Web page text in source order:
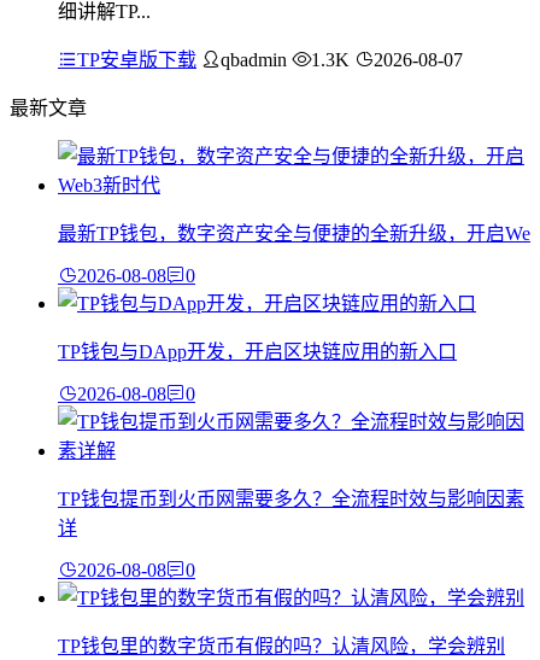
细讲解TP...
TP安卓版下载 qbadmin 1.3K 2026-08-07
最新文章
最新TP钱包，数字资产安全与便捷的全新升级，开启We
2026-08-08 0
TP钱包与DApp开发，开启区块链应用的新入口
2026-08-08 0
TP钱包提币到火币网需要多久？全流程时效与影响因素
详
2026-08-08 0
TP钱包里的数字货币有假的吗？认清风险，学会辨别